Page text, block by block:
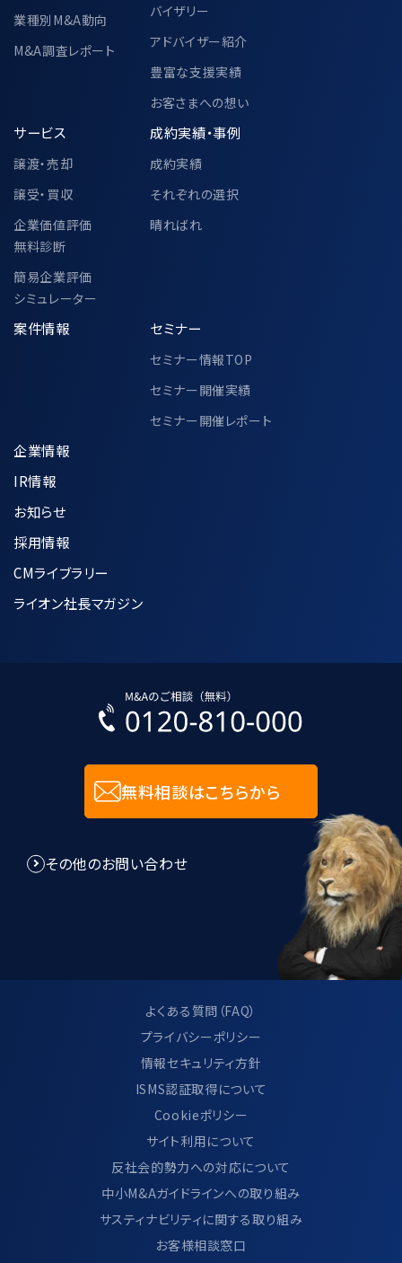
当該個人データの管理責任者
〒104-0028
東京都中央区八重洲二丁目2番1号 東
京ミッドタウン八重洲 八重洲セントラル
タワー 36階
M&Aキャピタルパートナーズ株式会社
代表取締役 中村 悟
6-2.個人情報の共同利用②
中小企業庁、一般社団法人M&A支援機関
協会、その他各公的機関での個人情報の共
同利用に関して、別途以下ページにて定め
https://www.ma-cp.com/privacy-
policy/joint-use/
必要な範囲内で正確かつ最新の状態に
保つように努めます。
壊、改竄及び漏洩などを防止するために
入力された個人情報に関しては、SSL技
8.個人情報管理規程に関して
当社は、個人情報管理規程を制定し、個
人情報に関する法令及びその他の規範に
適合させ、これらを遵守いたします。
当社は、個人情報管理規程の見直し及び
改善を継続的に行います。
9.サイト利用について
当サイトのご利用方法につきましては、別
ページ「 サイトのご利用について」に記載し
ております。
https://www.ma-cp.com/terms-of-
業種別M&A動向
M&A調査レポート
バイザリー
アドバイザー紹介
豊富な支援実績
お客さまへの想い
サービス
譲渡・売却
譲受・買収
企業価値評価
無料診断
簡易企業評価
シミュレーター
成約実績・事例
成約実績
それぞれの選択
晴ればれ
案件情報 セミナー
セミナー情報TOP
セミナー開催実績
セミナー開催レポート
企業情報
IR情報
お知らせ
採用情報
CMライブラリー
ライオン社長マガジン
無料相談はこちらから
その他のお問い合わせ
よくある質問（FAQ）
プライバシーポリシー
情報セキュリティ方針
ISMS認証取得について
Cookieポリシー
サイト利用について
反社会的勢力への対応について
中小M&Aガイドラインへの取り組み
サスティナビリティに関する取り組み
お客様相談窓口